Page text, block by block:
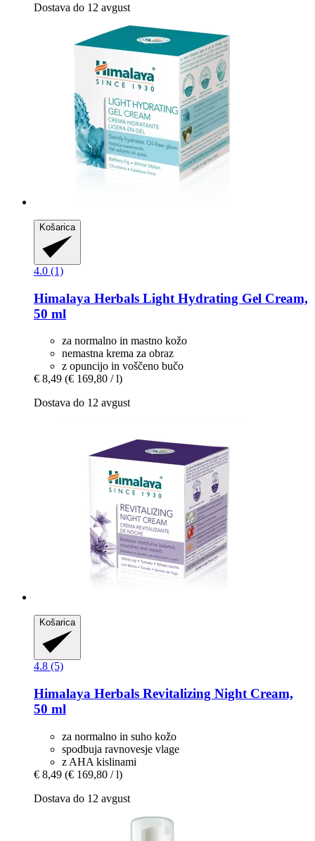
Dostava do 12 avgust
Košarica
4.0 (1)
Himalaya Herbals Light Hydrating Gel Cream,
50 ml
za normalno in mastno kožo
nemastna krema za obraz
z opuncijo in voščeno bučo
€ 8,49 (€ 169,80 / l)
Dostava do 12 avgust
Košarica
4.8 (5)
Himalaya Herbals Revitalizing Night Cream,
50 ml
za normalno in suho kožo
spodbuja ravnovesje vlage
z AHA kislinami
€ 8,49 (€ 169,80 / l)
Dostava do 12 avgust